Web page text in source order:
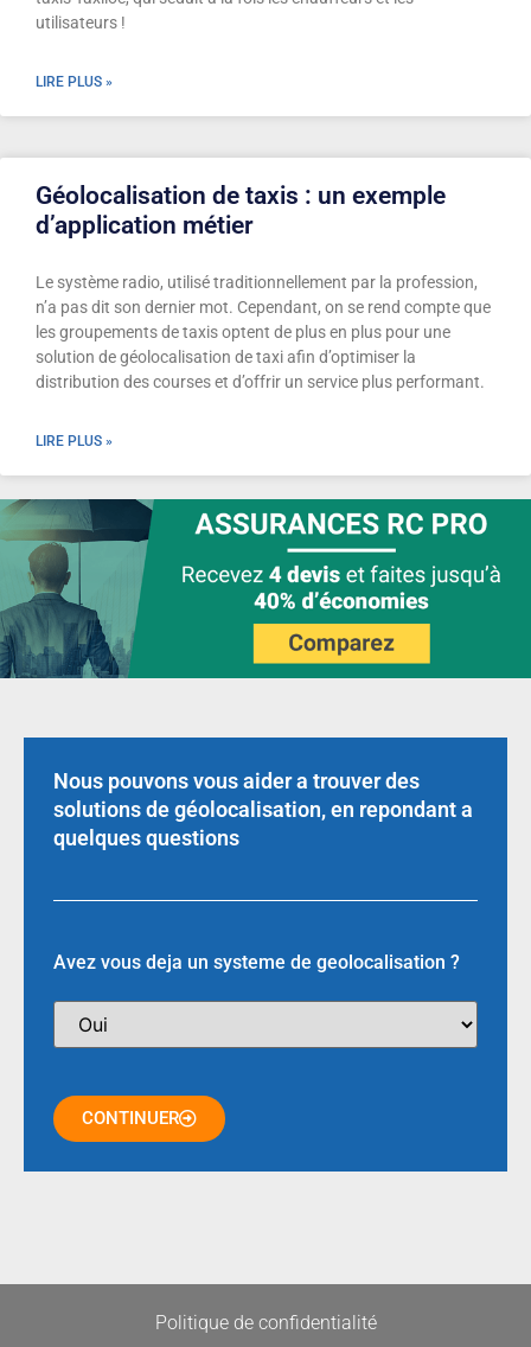
utilisateurs !
LIRE PLUS »
Géolocalisation de taxis : un exemple
d’application métier
Le système radio, utilisé traditionnellement par la profession,
n’a pas dit son dernier mot. Cependant, on se rend compte que
les groupements de taxis optent de plus en plus pour une
solution de géolocalisation de taxi afin d’optimiser la
distribution des courses et d’offrir un service plus performant.
LIRE PLUS »
Nous pouvons vous aider a trouver des
solutions de géolocalisation, en repondant a
quelques questions
Avez vous deja un systeme de geolocalisation ?
CONTINUER
Politique de confidentialité